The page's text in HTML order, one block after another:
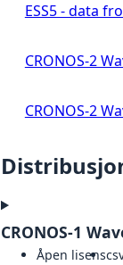
ESS5 - data
CRONOS-2
CRONOS-2
CRONOS-1
Åpen lisens